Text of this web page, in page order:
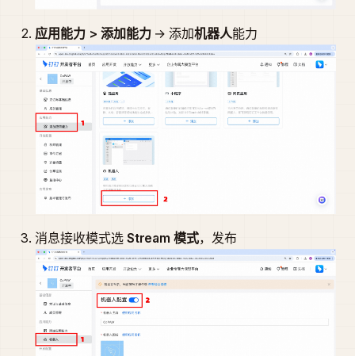
应用能力 > 添加能力→ 添加机器人能力
消息接收模式选 Stream 模式，发布